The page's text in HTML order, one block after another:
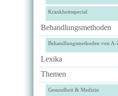
Krankheitsspecial
Behandlungsmethoden
Behandlungsmethoden von A-
Lexika
Themen
Gesundheit & Medizin